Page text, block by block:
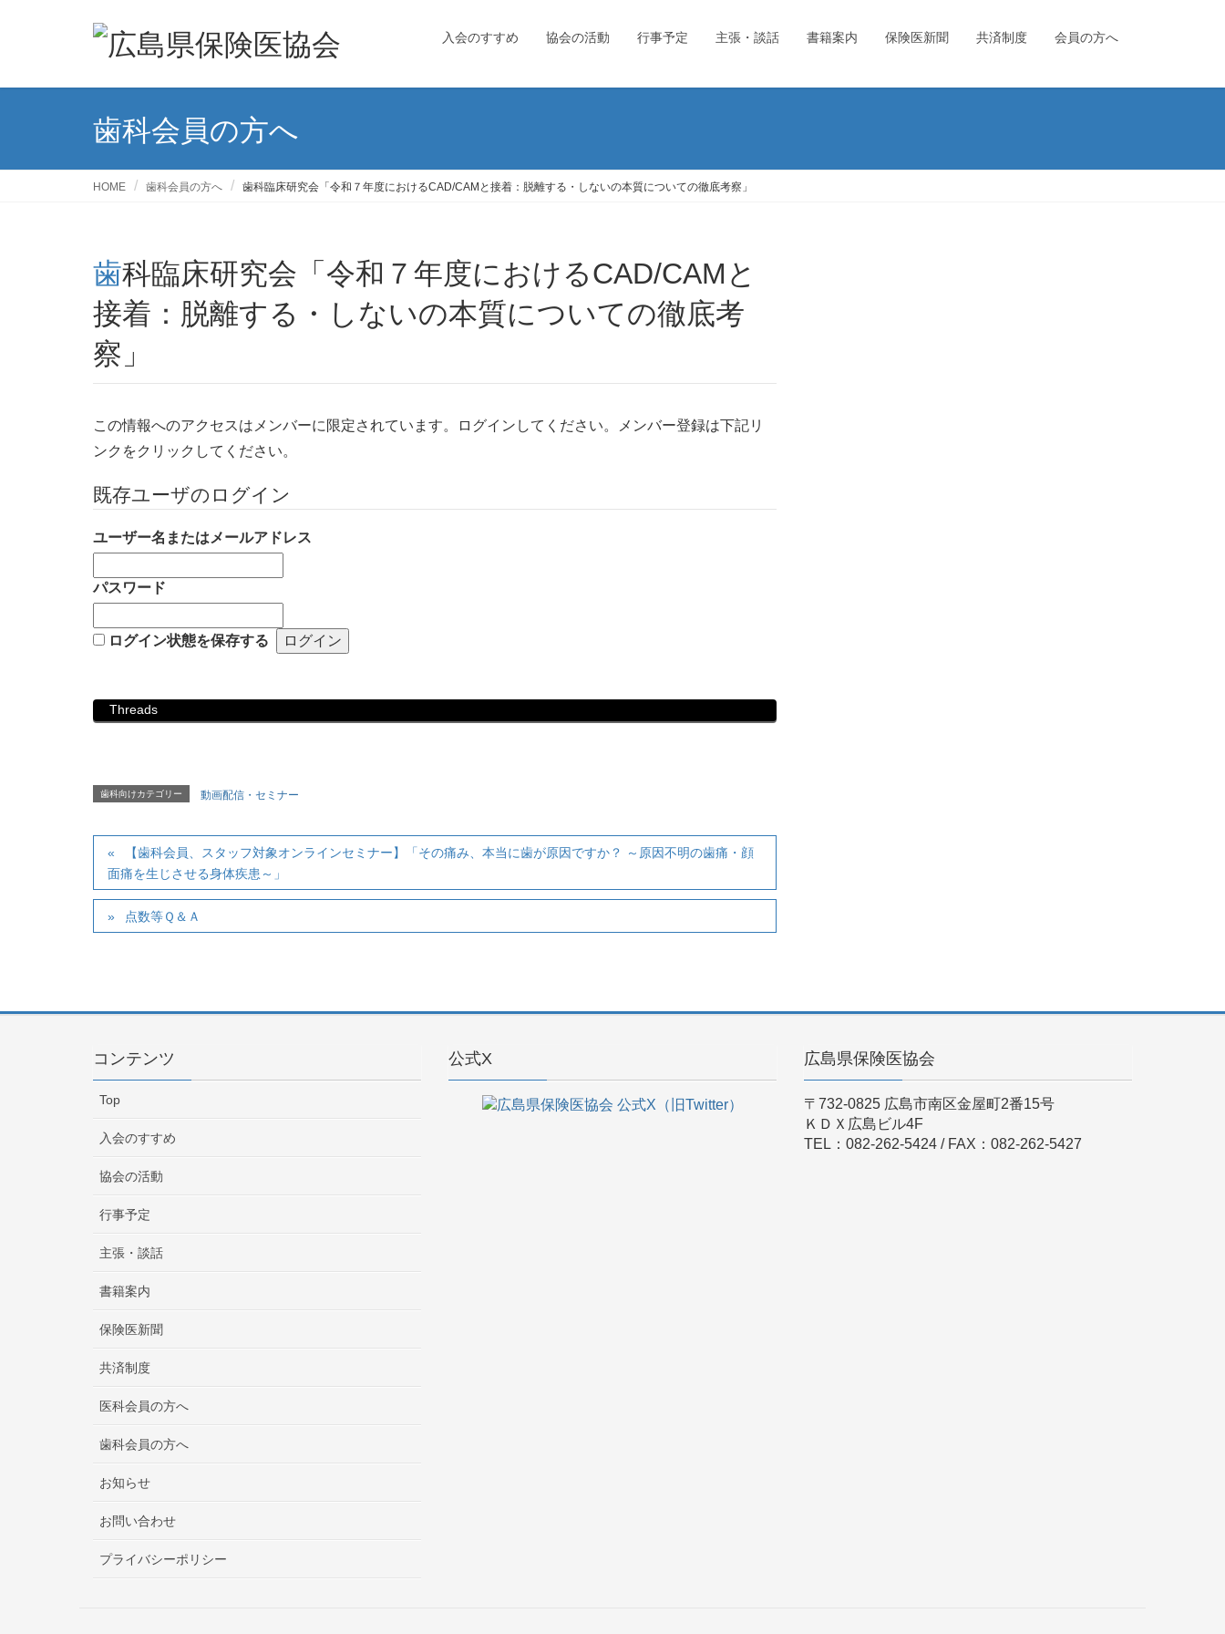
入会のすすめ 協会の活動 行事予定 主張・談話 書籍案内 保険医新聞 共済制度 会員の方へ
歯科会員の方へ
HOME 歯科会員の方へ 歯科臨床研究会「令和７年度におけるCAD/CAMと接着：脱離する・しないの本質についての徹底考察」
歯科臨床研究会「令和７年度におけるCAD/CAMと
接着：脱離する・しないの本質についての徹底考
察」
この情報へのアクセスはメンバーに限定されています。ログインしてください。メンバー登録は下記リ
ンクをクリックしてください。
既存ユーザのログイン
ユーザー名またはメールアドレス
パスワード
ログイン状態を保存する
Threads
歯科向けカテゴリー 動画配信・セミナー
【歯科会員、スタッフ対象オンラインセミナー】「その痛み、本当に歯が原因ですか？ ～原因不明の歯痛・顔
面痛を生じさせる身体疾患～」
点数等Ｑ＆Ａ
コンテンツ
Top
入会のすすめ
協会の活動
行事予定
主張・談話
書籍案内
保険医新聞
共済制度
医科会員の方へ
歯科会員の方へ
お知らせ
お問い合わせ
プライバシーポリシー
公式X 広島県保険医協会
〒732-0825 広島市南区金屋町2番15号
ＫＤＸ広島ビル4F
TEL：082-262-5424 / FAX：082-262-5427